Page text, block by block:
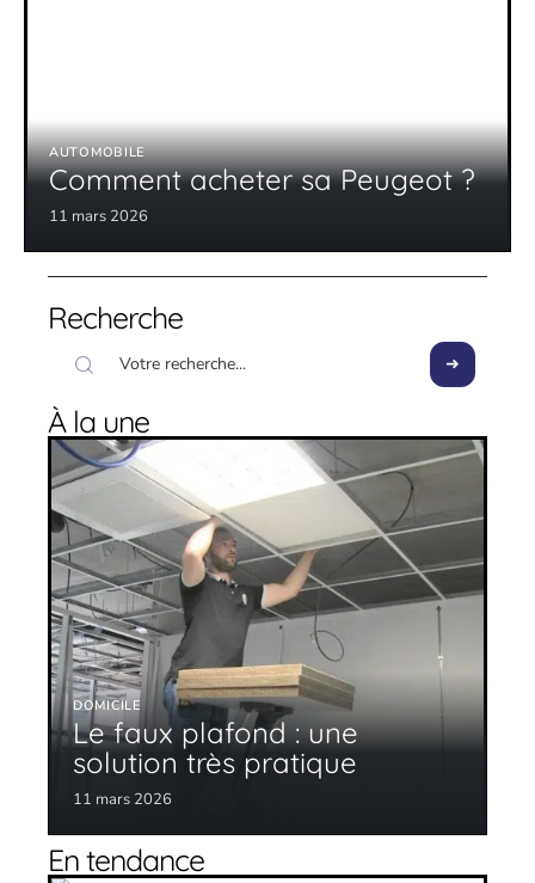
AUTOMOBILE
Comment acheter sa Peugeot ?
11 mars 2026
Recherche
À la une
DOMICILE
Le faux plafond : une
solution très pratique
11 mars 2026
En tendance